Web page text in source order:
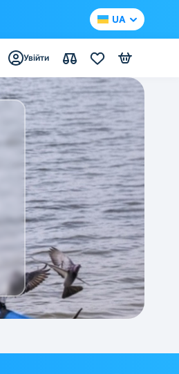
UA
Увійти